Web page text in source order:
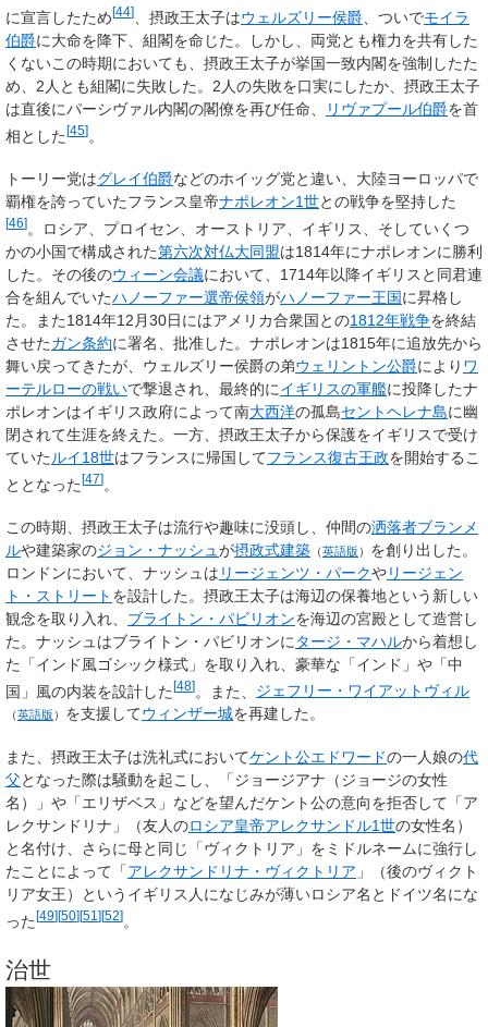
に宣言したため[44] 、摂政王太子はウェルズリー侯爵 、ついでモイラ
伯爵に大命を降下、組閣を命じた。しかし、両党とも権力を共有した
くないこの時期においても、摂政王太子が挙国一致内閣を強制したた
め、2人とも組閣に失敗した。2人の失敗を口実にしたか、摂政王太子
は直後にパーシヴァル内閣の閣僚を再び任命、
リヴァプール伯爵を首
相とした[45]。
トーリー党はグレイ伯爵などのホイッグ党と違い、大陸ヨーロッパで
覇権を誇っていたフランス皇帝ナポレオン1世との戦争を堅持した
[46]。ロシア、プロイセン、オーストリア、イギリス、そしていくつ
かの小国で構成された第六次対仏大同盟は1814年にナポレオンに勝利
した。その後のウィーン会議において、1714年以降イギリスと同君連
合を組んでいたハノーファー選帝侯領がハノーファー王国に昇格し
た。また1814年12月30日にはアメリカ合衆国との1812年戦争を終結
させたガン条約に署名、批准した。ナポレオンは1815年に追放先から
舞い戻ってきたが、ウェルズリー侯爵の弟ウェリントン公爵により ワ
ーテルローの戦いで撃退され、最終的にイギリスの軍艦に投降したナ
ポレオンはイギリス政府によって南大西洋の孤島セントヘレナ島に幽
閉されて生涯を終えた。一方、摂政王太子から保護をイギリスで受け
ていた ルイ18世はフランスに帰国してフランス復古王政を開始するこ
ととなった[47]。
この時期、摂政王太子は流行や趣味に没頭し、仲間の洒落者ブランメ
ルや建築家のジョン・ナッシュ が摂政式建築 （英語版 ） を創り出した。
ロンドンにおいて、ナッシュは リージェンツ・パークやリージェン
ト・ストリート を設計した。摂政王太子は海辺の保養地という新しい
観念を取り入れ、 ブライトン・パビリオンを海辺の宮殿として造営し
た。ナッシュはブライトン・パビリオンに タージ・マハルから着想し
た「インド風ゴシック様式」を取り入れ、豪華な「インド」や「中
国」風の内装を設計した[48]。また、 ジェフリー・ワイアットヴィル
（英語版 ） を支援してウィンザー城を再建した。
また、摂政王太子は洗礼式においてケント公エドワードの一人娘の代
父となった際は騒動を起こし、「ジョージアナ（ジョージの女性
名）」や「エリザベス」などを望んだケント公の意向を拒否して「ア
レクサンドリナ」（友人のロシア皇帝アレクサンドル1世の女性名）
と名付け、さらに母と同じ「ヴィクトリア」をミドルネームに強行し
たことによって「アレクサンドリナ・ヴィクトリア 」（後のヴィクト
リア女王）というイギリス人になじみが薄いロシア名とドイツ名にな
った [49][50][51 ][52] 。
治世